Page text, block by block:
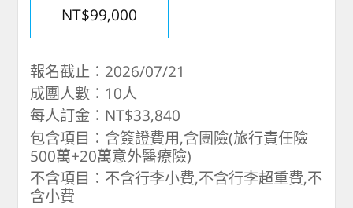
NT$99,000
報名截止：2026/07/21
成團人數：10人
每人訂金：NT$33,840
包含項目：含簽證費用,含團險(旅行責任險
500萬+20萬意外醫療險)
不含項目：不含行李小費,不含行李超重費,不
含小費